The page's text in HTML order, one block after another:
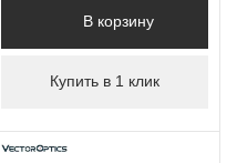
В корзину
Купить в 1 клик